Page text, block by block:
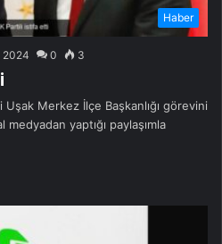
Haber
2024 0 3
Uşak Merkez İlçe Başkanlığı görevini
yaptığı paylaşımla